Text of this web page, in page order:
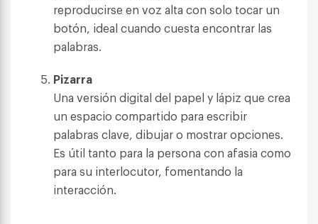
reproducirse en voz alta con solo tocar un
botón, ideal cuando cuesta encontrar las
palabras.
Pizarra
Una versión digital del papel y lápiz que crea
un espacio compartido para escribir
palabras clave, dibujar o mostrar opciones.
Es útil tanto para la persona con afasia como
para su interlocutor, fomentando la
interacción.